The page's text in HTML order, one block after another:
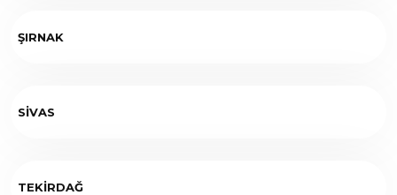
ŞIRNAK
SİVAS
TEKİRDAĞ